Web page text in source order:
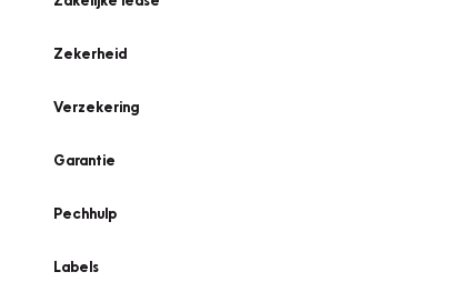
Zekerheid
Verzekering
Garantie
Pechhulp
Labels